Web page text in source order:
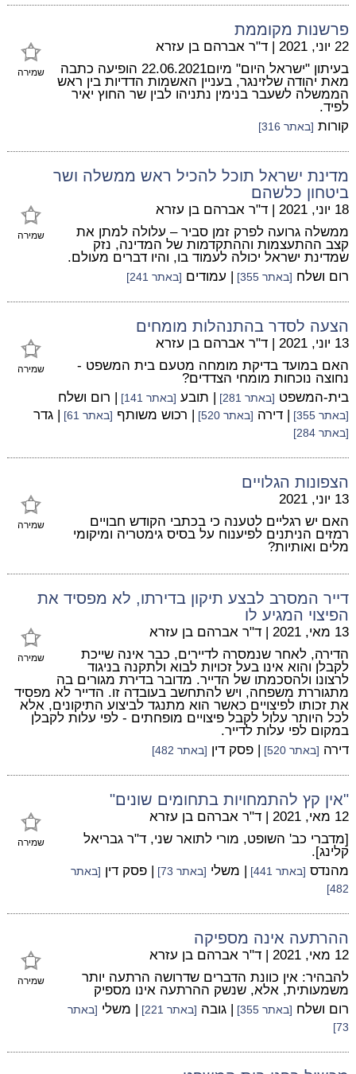
פרשנות מקוממת
שמירה
22 יוני, 2021 | ד"ר אברהם בן עזרא
בעיתון "ישראל היום" מיום22.06.2021 הופיעה כתבה
מאת יהודה שלזינגר, בעניין האשמות הדדיות בין ראש
הממשלה לשעבר בנימין נתניהו לבין שר החוץ יאיר
לפיד.
קורות [באתר 316]
מדינת ישראל תוכל להכיל ראש ממשלה ושר
ביטחון כלשהם
שמירה
18 יוני, 2021 | ד"ר אברהם בן עזרא
ממשלה גרועה לפרק זמן סביר – עלולה למתן את
קצב ההתעצמות וההתקדמות של המדינה, נזק
שמדינת ישראל יכולה לעמוד בו, והיו דברים מעולם.
רום ושלח [באתר 355] | עמודים [באתר 241]
הצעה לסדר בהתנהלות מומחים
שמירה
13 יוני, 2021 | ד"ר אברהם בן עזרא
האם במועד בדיקת מומחה מטעם בית המשפט -
נחוצה נוכחות מומחי הצדדים?
בית-המשפט [באתר 281] | תובע [באתר 141] | רום ושלח
[באתר 355] | דירה [באתר 520] | רכוש משותף [באתר 61] | גדר
[באתר 284]
הצפונות הגלויים
שמירה
13 יוני, 2021
האם יש רגליים לטענה כי בכתבי הקודש חבויים
רמזים הניתנים לפיענוח על בסיס גימטריה ומיקומי
מלים ואותיות?
דייר המסרב לבצע תיקון בדירתו, לא מפסיד את
הפיצוי המגיע לו
שמירה
13 מאי, 2021 | ד"ר אברהם בן עזרא
הדירה, לאחר שנמסרה לדיירים, כבר אינה שייכת
לקבלן והוא אינו בעל זכויות לבוא ולתקנה בניגוד
לרצונו ולהסכמתו של הדייר. מדובר בדירת מגורים בה
מתגוררת משפחה, ויש להתחשב בעובדה זו. הדייר לא מפסיד
את זכותו לפיצויים כאשר הוא מתנגד לביצוע התיקונים, אלא
לכל היותר עלול לקבל פיצויים מופחתים - לפי עלות לקבלן
במקום לפי עלות לדייר.
דירה [באתר 520] | פסק דין [באתר 482]
"אין קץ להתמחויות בתחומים שונים"
שמירה
12 מאי, 2021 | ד"ר אברהם בן עזרא
[מדברי כב' השופט, מורי לתואר שני, ד"ר גבריאל
קלינג].
מהנדס [באתר 441] | משלי [באתר 73] | פסק דין [באתר
482]
ההרתעה אינה מספיקה
שמירה
12 מאי, 2021 | ד"ר אברהם בן עזרא
להבהיר: אין כוונת הדברים שדרושה הרתעה יותר
משמעותית, אלא, שנשק ההרתעה אינו מספיק
רום ושלח [באתר 355] | גובה [באתר 221] | משלי [באתר
73]